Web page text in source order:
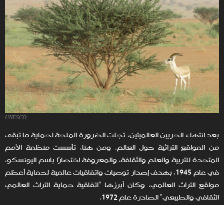
UNESCO
بعد انتهاء الحربين العالميتين، تجلت الضرورة الملحة لحماية ما تبقى
من المواقع التراثية حول العالم. ومن هنا، تأسست منظمة الأمم
المتحدة للتربية والعلم والثقافة، والمعروفة اختصارًا باسم اليونسكو،
في عام 1945، بهدف إصدار توصيات واتفاقيات عالمية لحماية أعظم
مواقع التراث العالمي، وكان أبرزها "اتفاقية حماية التراث العالمي
الثقافي والطبيعي" الصادرة عام 1972.